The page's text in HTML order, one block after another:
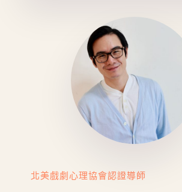
北美戲劇心理協會認證導師